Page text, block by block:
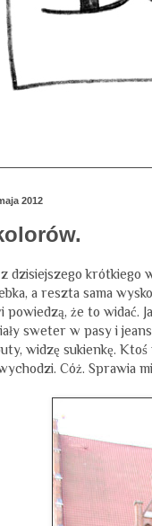
2012
dzisiejszego krótkiego
a reszta sama
powiedzą, że to widać.
sweter w pasy i
widzę sukienkę.
Cóż. Sprawia